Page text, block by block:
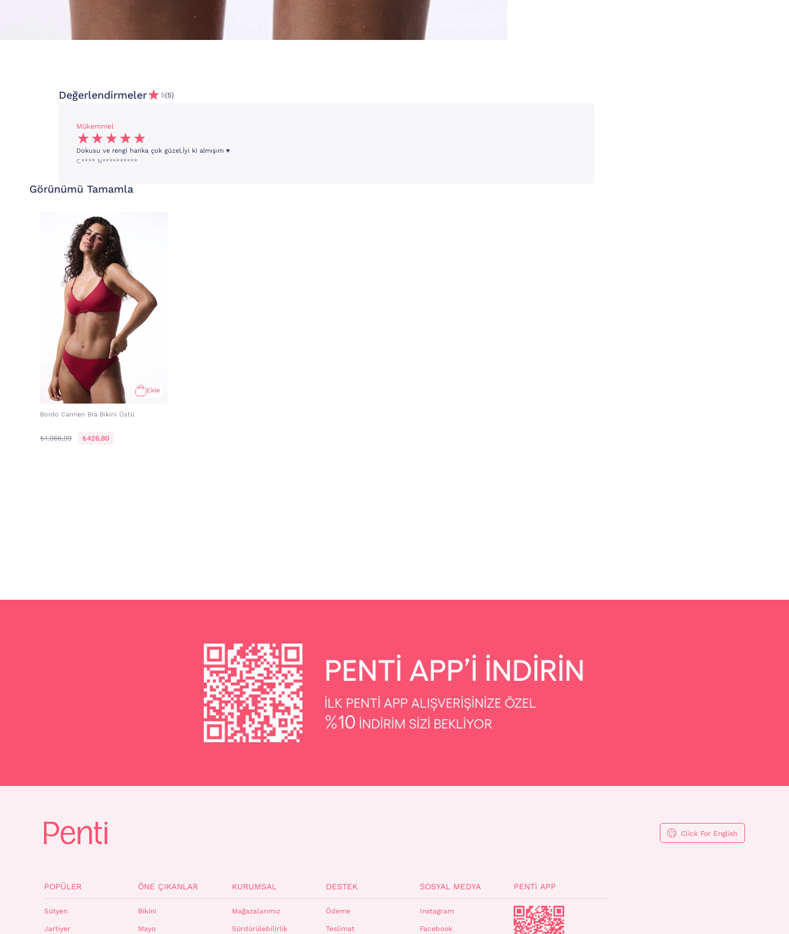
Değerlendirmeler 5(5)
Mükemmel
Dokusu ve rengi harika çok güzel.İyi ki almışım ♥️
C**** N**********
Görünümü Tamamla
Ekle
Bordo Carmen Bra Bikini Üstü
₺1.066,99 ₺426,80
Click For English
POPÜLER
Sütyen
Jartiyer
ÖNE ÇIKANLAR
Bikini
Mayo
KURUMSAL
Mağazalarımız
Sürdürülebilirlik
DESTEK
Ödeme
Teslimat
SOSYAL MEDYA
Instagram
Facebook
PENTI APP